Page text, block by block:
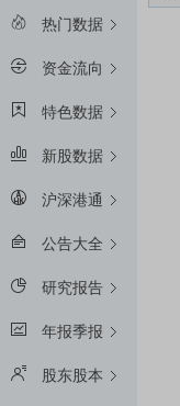
热门数据
资金流向
特色数据
新股数据
沪深港通
公告大全
研究报告
年报季报
股东股本